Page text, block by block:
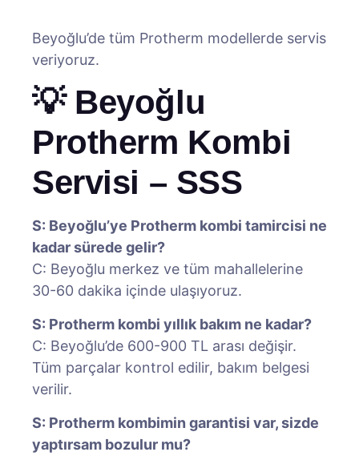
Beyoğlu’de tüm Protherm modellerde servis
veriyoruz.
💡 Beyoğlu
Protherm Kombi
Servisi – SSS
S: Beyoğlu’ye Protherm kombi tamircisi ne
kadar sürede gelir?
C: Beyoğlu merkez ve tüm mahallelerine
30-60 dakika içinde ulaşıyoruz.
S: Protherm kombi yıllık bakım ne kadar?
C: Beyoğlu’de 600-900 TL arası değişir.
Tüm parçalar kontrol edilir, bakım belgesi
verilir.
S: Protherm kombimin garantisi var, sizde
yaptırsam bozulur mu?